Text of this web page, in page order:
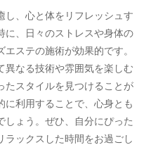
し、心と体をリフレッシュす
に、日々のストレスや身体の
ステの施術が効果的です。
異なる技術や雰囲気を楽しむ
たスタイルを見つけることが
利用することで、心身とも
ょう。ぜひ、自分にぴった
ラックスした時間をお過ごし